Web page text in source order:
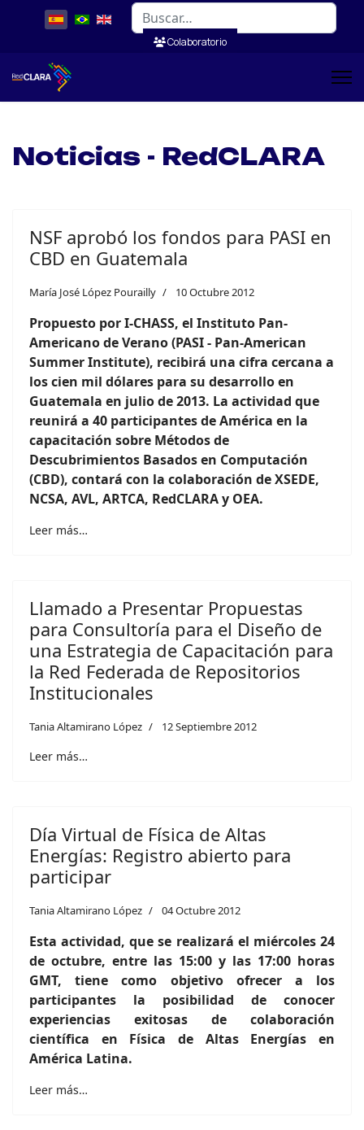
Buscar
Colaboratorio
Noticias - RedCLARA
NSF aprobó los fondos para PASI en
CBD en Guatemala
María José López Pourailly 10 Octubre 2012
Propuesto por I-CHASS, el Instituto Pan-
Americano de Verano (PASI - Pan-American
Summer Institute), recibirá una cifra cercana a
los cien mil dólares para su desarrollo en
Guatemala en julio de 2013. La actividad que
reunirá a 40 participantes de América en la
capacitación sobre Métodos de
Descubrimientos Basados en Computación
(CBD), contará con la colaboración de XSEDE,
NCSA, AVL, ARTCA, RedCLARA y OEA.
Leer más…
Llamado a Presentar Propuestas
para Consultoría para el Diseño de
una Estrategia de Capacitación para
la Red Federada de Repositorios
Institucionales
Tania Altamirano López 12 Septiembre 2012
Leer más…
Día Virtual de Física de Altas
Energías: Registro abierto para
participar
Tania Altamirano López 04 Octubre 2012
Esta actividad, que se realizará el miércoles 24
de octubre, entre las 15:00 y las 17:00 horas
GMT,
tiene como objetivo ofrecer a los
participantes la posibilidad de conocer
experiencias exitosas de colaboración
científica en Física de Altas Energías en
América Latina.
Leer más…